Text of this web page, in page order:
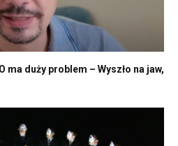
ma duży problem – Wyszło na jaw,